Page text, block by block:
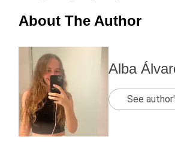
About The Author
Alba
See